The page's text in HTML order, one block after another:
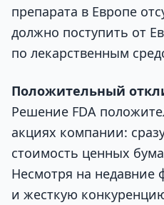
препарата в Европе
должно поступить от
по лекарственным
Положительный
Решение FDA
акциях компании:
стоимость ценных
Несмотря на недавние
и жесткую